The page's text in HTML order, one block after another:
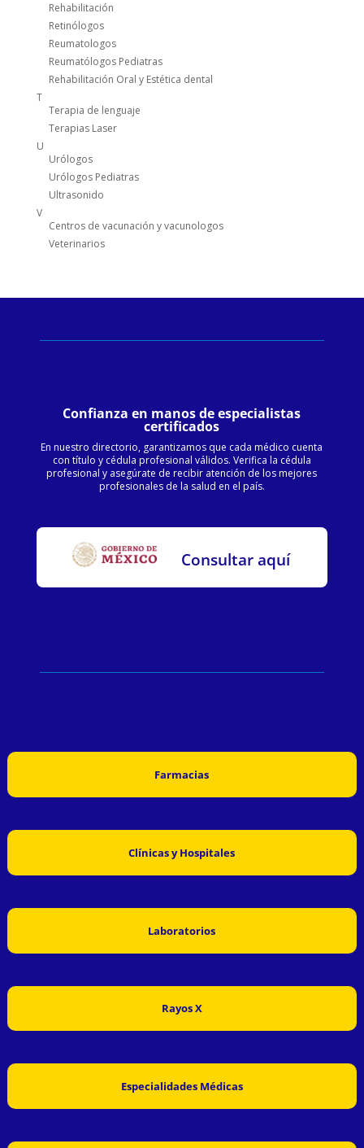
Rehabilitación
Retinólogos
Reumatologos
Reumatólogos Pediatras
Rehabilitación Oral y Estética dental
T
Terapia de lenguaje
Terapias Laser
U
Urólogos
Urólogos Pediatras
Ultrasonido
V
Centros de vacunación y vacunologos
Veterinarios
Confianza en manos de especialistas
certificados
En nuestro directorio, garantizamos que cada médico cuenta
con título y cédula profesional válidos. Verifica la cédula
profesional y asegúrate de recibir atención de los mejores
profesionales de la salud en el país.
Consultar aquí
Farmacias
Clínicas y Hospitales
Laboratorios
Rayos X
Especialidades Médicas